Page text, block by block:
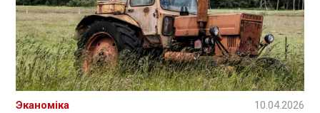
Эканоміка 10.04.2026